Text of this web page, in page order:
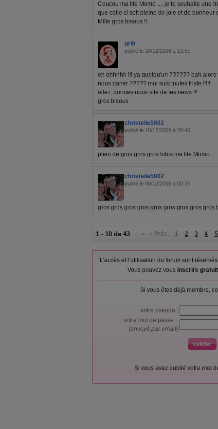
Coucou ma tite Momo .... je te souhaite une
que celle ci soit pleine de joie et de bonheur
Mille gros bisous !!
grib
publié le 20/12/2008 à 13:51
eh ohhhhh !!! ya quelqu'un ?????? bah
nous parler ????? moi suis toutes triste !!!!!
allez, donnes nous vite de tes news !!!
gros bisous
christelle5902
publié le 18/12/2008 à 20:46
plein de gros gros gros bibis ma tite
christelle5902
publié le 08/12/2008 à 00:25
gros gros gros gros gros gros gros gros gros
1 - 10 de 43 « ‹ Préc. 1 2 3 4 5
L’accès et l’utilisation du forum sont
Vous pouvez vous inscrire
Si vous êtes déjà membre,
votre pseudo :
votre mot de passe :
(envoyé par email)
Si vous avez oublié votre mot